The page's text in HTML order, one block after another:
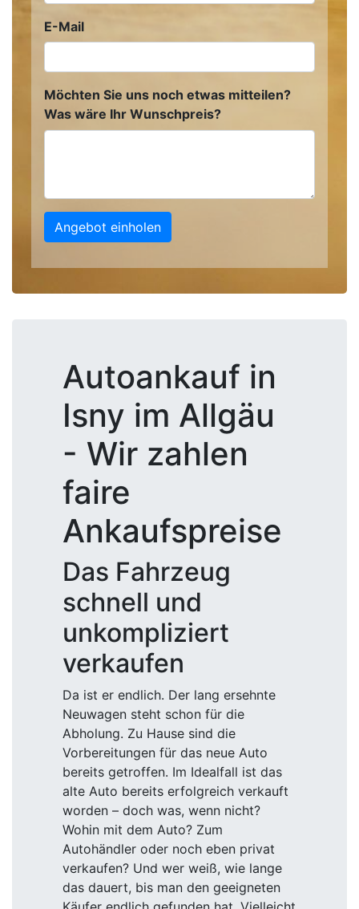
E-Mail
Möchten Sie uns noch etwas mitteilen?
Was wäre Ihr Wunschpreis?
Angebot einholen
Autoankauf in
Isny im Allgäu
- Wir zahlen
faire
Ankaufspreise
Das Fahrzeug
schnell und
unkompliziert
verkaufen
Da ist er endlich. Der lang ersehnte
Neuwagen steht schon für die
Abholung. Zu Hause sind die
Vorbereitungen für das neue Auto
bereits getroffen. Im Idealfall ist das
alte Auto bereits erfolgreich verkauft
worden – doch was, wenn nicht?
Wohin mit dem Auto? Zum
Autohändler oder noch eben privat
verkaufen? Und wer weiß, wie lange
das dauert, bis man den geeigneten